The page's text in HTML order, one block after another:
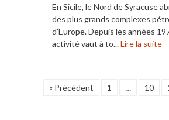
En Sicile, le Nord de Syracuse
des plus grands complexes
d’Europe. Depuis les années
activité vaut à to...Lire la suite
« Précédent 1 … 10